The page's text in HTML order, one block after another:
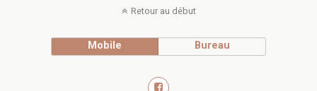
Retour au début
Mobile Bureau